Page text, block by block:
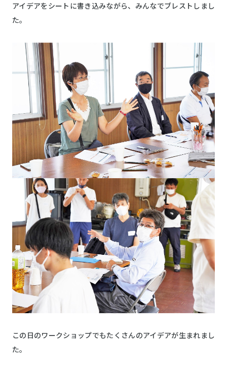
アイデアをシートに書き込みながら、みんなでブレストしまし
た。
この日のワークショップでもたくさんのアイデアが生まれまし
た。